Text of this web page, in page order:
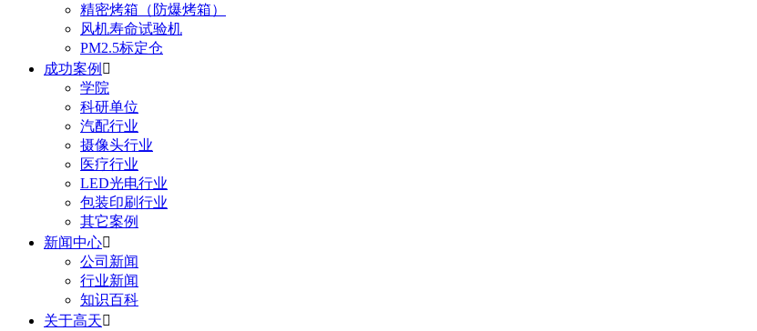
精密烤箱（防爆烤箱）
风机寿命试验机
PM2.5标定仓
成功案例 
学院
科研单位
汽配行业
摄像头行业
医疗行业
LED光电行业
包装印刷行业
其它案例
新闻中心
公司新闻
行业新闻
知识百科
关于高天